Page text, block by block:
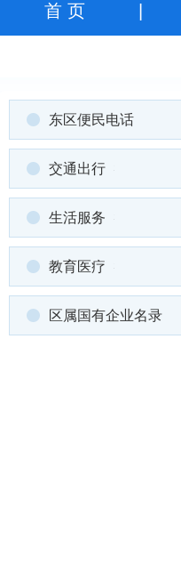
首 页
东区便民电话
交通出行
生活服务
教育医疗
区属国有企业名录